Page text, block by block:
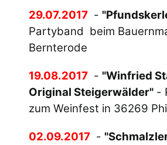
29.07.2017 -
Partyband beim
Bernterode
19.08.2017 - "Winfried
Original Steigerwälder" -
zum Weinfest in 36269
02.09.2017 -